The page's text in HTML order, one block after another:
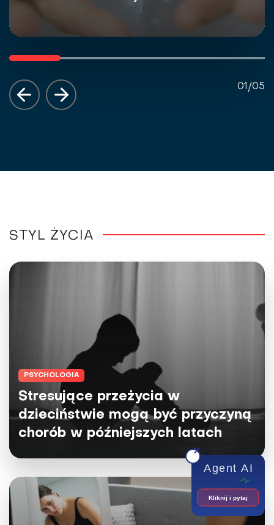
01 /05
STYL ŻYCIA
PSYCHOLOGIA
Stresujące przeżycia w
dzieciństwie mogą być przyczyną
chorób w późniejszych latach
Agent AI
Kliknij i pytaj